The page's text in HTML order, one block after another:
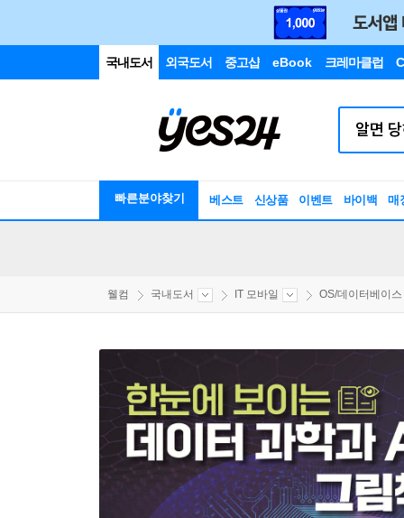
국내도서 외국도서 중고샵 eBook 크레마클럽
빠른분야찾기 베스트 신상품 이벤트 바이백 매
웰컴 국내도서 IT 모바일 OS/데이터베이스